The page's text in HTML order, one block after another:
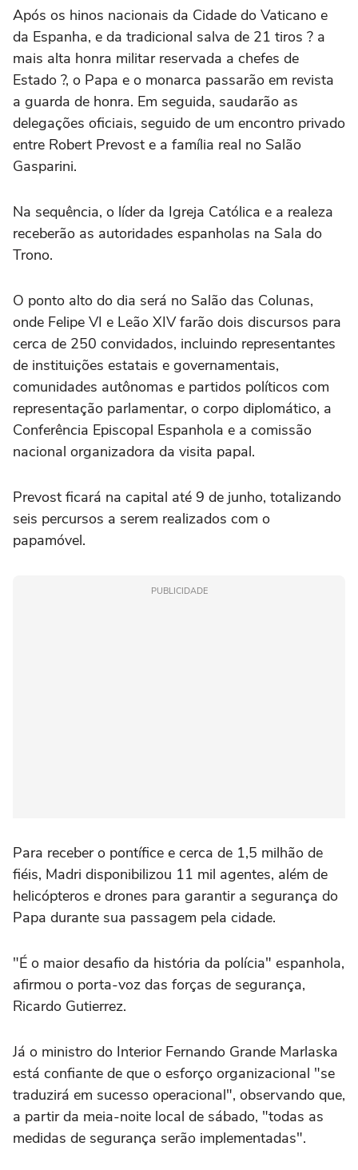
Após os hinos nacionais da Cidade do Vaticano e
da Espanha, e da tradicional salva de 21 tiros ? a
mais alta honra militar reservada a chefes de
Estado ?, o Papa e o monarca passarão em revista
a guarda de honra. Em seguida, saudarão as
delegações oficiais, seguido de um encontro privado
entre Robert Prevost e a família real no Salão
Gasparini.
Na sequência, o líder da Igreja Católica e a realeza
receberão as autoridades espanholas na Sala do
Trono.
O ponto alto do dia será no Salão das Colunas,
onde Felipe VI e Leão XIV farão dois discursos para
cerca de 250 convidados, incluindo representantes
de instituições estatais e governamentais,
comunidades autônomas e partidos políticos com
representação parlamentar, o corpo diplomático, a
Conferência Episcopal Espanhola e a comissão
nacional organizadora da visita papal.
Prevost ficará na capital até 9 de junho, totalizando
seis percursos a serem realizados com o
papamóvel.
PUBLICIDADE
Para receber o pontífice e cerca de 1,5 milhão de
fiéis, Madri disponibilizou 11 mil agentes, além de
helicópteros e drones para garantir a segurança do
Papa durante sua passagem pela cidade.
"É o maior desafio da história da polícia" espanhola,
afirmou o porta-voz das forças de segurança,
Ricardo Gutierrez.
Já o ministro do Interior Fernando Grande Marlaska
está confiante de que o esforço organizacional "se
traduzirá em sucesso operacional", observando que,
a partir da meia-noite local de sábado, "todas as
medidas de segurança serão implementadas".